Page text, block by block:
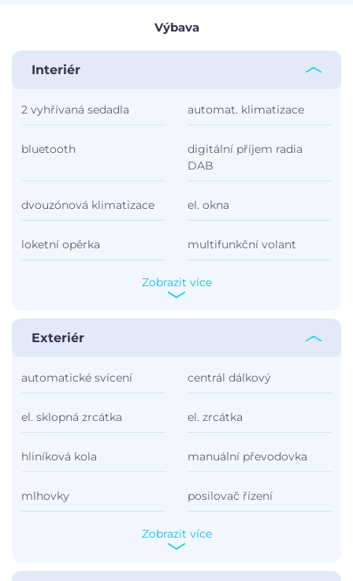
Výbava
Interiér
2 vyhřívaná sedadla automat. klimatizace
bluetooth
digitální příjem radia
DAB
dvouzónová klimatizace el. okna
loketní opěrka multifunkční volant
Zobrazit více
Exteriér
automatické svícení centrál dálkový
el. sklopná zrcátka el. zrcátka
hliníková kola manuální převodovka
mlhovky posilovač řízení
Zobrazit více